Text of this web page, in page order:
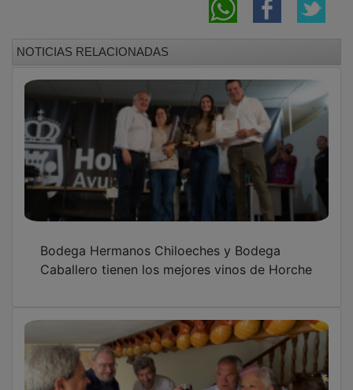
Caballero tienen los mejores vinos de Horche